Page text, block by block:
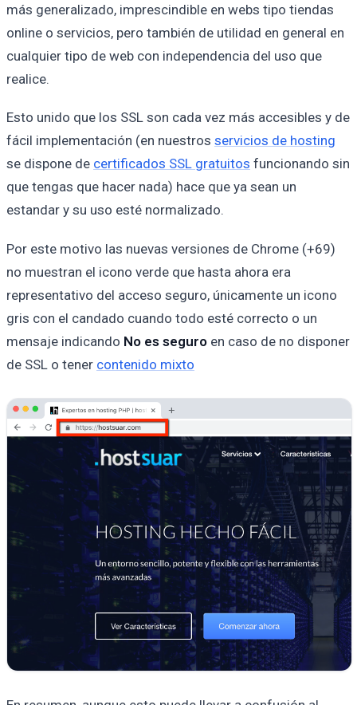
más generalizado, imprescindible en webs tipo tiendas
online o servicios, pero también de utilidad en general en
cualquier tipo de web con independencia del uso que
realice.
Esto unido que los SSL son cada vez más accesibles y de
fácil implementación (en nuestros servicios de hosting
se dispone de certificados SSL gratuitos funcionando sin
que tengas que hacer nada) hace que ya sean un
estandar y su uso esté normalizado.
Por este motivo las nuevas versiones de Chrome (+69)
no muestran el icono verde que hasta ahora era
representativo del acceso seguro, únicamente un icono
gris con el candado cuando todo esté correcto o un
mensaje indicando No es seguro en caso de no disponer
de SSL o tener contenido mixto